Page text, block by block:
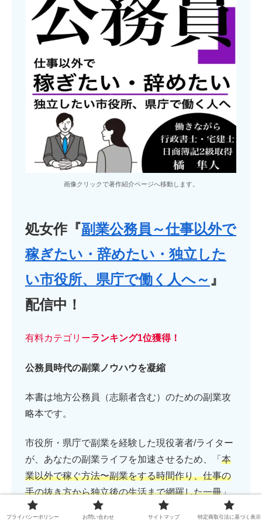
画像クリックで著作紹介ページへ移動します。
処女作『副業公務員～仕事以外で
稼ぎたい・辞めたい・独立した
い市役所、県庁で働く人へ～ 』
配信中！
有料カテゴリーランキング1位獲得！
公務員時代の副業ノウハウを凝縮
本書は地方公務員（志願者含む）のための副業攻
略本です。
市役所・県庁で副業を経験した現役著者/ライター
が、あなたの副業ライフを加速させるため、「 本
業以外で稼ぐ方法〜副業をする時間作り、仕事の
手の抜き方から独立後の生活まで網羅した一冊」
を書きました。
プライバシーポリシー お問い合わせ サイトマップ 特定商取引法に基づく表示